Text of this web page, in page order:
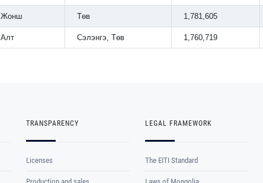
Жонш Төв 1,781,605
Алт Сэлэнгэ, Төв 1,760,719
TRANSPARENCY
Licenses
LEGAL FRAMEWORK
The EITI Standard